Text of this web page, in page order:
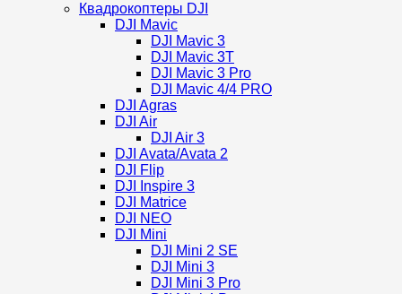
Квадрокоптеры DJI
DJI Mavic
DJI Mavic 3
DJI Mavic 3T
DJI Mavic 3 Pro
DJI Mavic 4/4 PRO
DJI Agras
DJI Air
DJI Air 3
DJI Avata/Avata 2
DJI Flip
DJI Inspire 3
DJI Matrice
DJI NEO
DJI Mini
DJI Mini 2 SE
DJI Mini 3
DJI Mini 3 Pro